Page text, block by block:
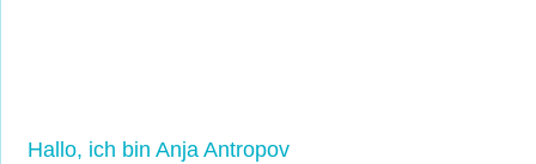
Hallo, ich bin Anja Antropov